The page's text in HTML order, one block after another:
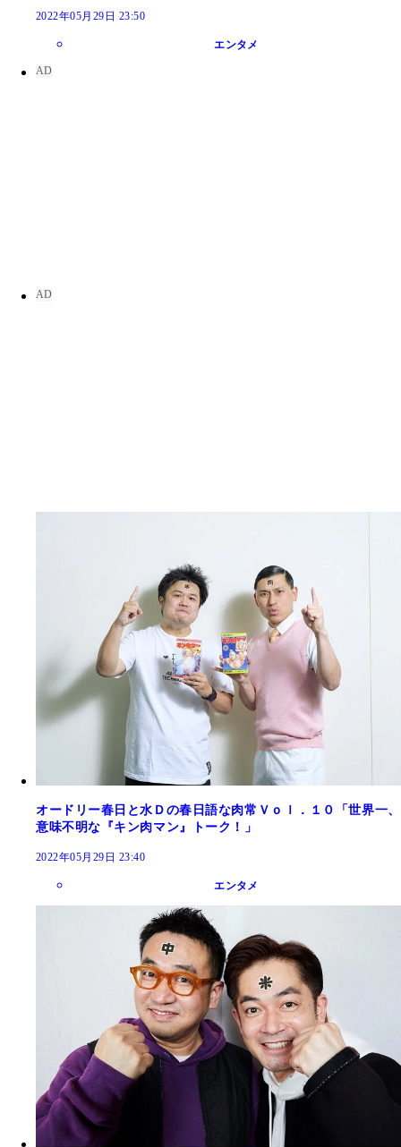
2022年05月29日 23:50
エンタメ
オードリー春日と水Ｄの春日語な肉常Ｖｏｌ．１０「世界一、
意味不明な『キン肉マン』トーク！」
2022年05月29日 23:40
エンタメ